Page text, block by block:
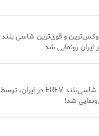
لوکس‌ترین و قوی‌ترین شاسی بلند
لوکس‌ترین شاسی‌بلند EREV در ایران، توسط
شد!